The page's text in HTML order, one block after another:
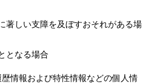
著しい支障を及ぼすおそれがある場
となる場合
情報および特性情報などの個人情